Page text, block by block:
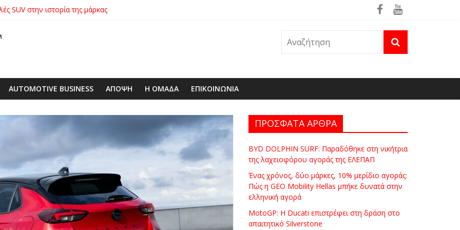
SUV στην ιστορία της μάρκας
Πώς η GEO Mobility Hellas μπήκε δυνατά στην ελληνική αγορά
απαιτητικό Silverstone
με δεξαμενή 600 λίτρων στην ΕΠΟΜΕΑ Βιλίων – το όχημα βρέθηκε ήδη στη φωτιά του Πόρτο Γερμενό
AUTOMOTIVE BUSINESS ΑΠΟΨΗ Η ΟΜΑΔΑ ΕΠΙΚΟΙΝΩΝΙΑ
ΠΡΟΣΦΑΤΑ ΑΡΘΡΑ
BYD DOLPHIN SURF: Παραδόθηκε στη νικήτρια
της λαχειοφόρου αγοράς της ΕΛΕΠΑΠ
Ένας χρόνος, δύο μάρκες, 10% μερίδιο αγοράς:
Πώς η GEO Mobility Hellas μπήκε δυνατά στην
ελληνική αγορά
MotoGP: Η Ducati επιστρέφει στη δράση στο
απαιτητικό Silverstone